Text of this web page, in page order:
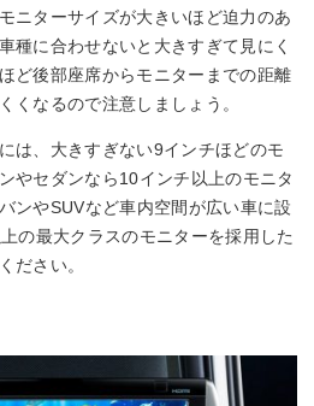
ニターサイズが大きいほど迫力のあ
種に合わせないと大きすぎて見にく
ど後部座席からモニターまでの距離
くなるので注意しましょう。
は、大きすぎない9インチほどのモ
やセダンなら10インチ以上のモニタ
ンやSUVなど車内空間が広い車に設
の最大クラスのモニターを採用した
ださい。